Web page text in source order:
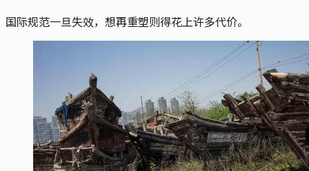
国际规范一旦失效，想再重塑则得花上许多代价。